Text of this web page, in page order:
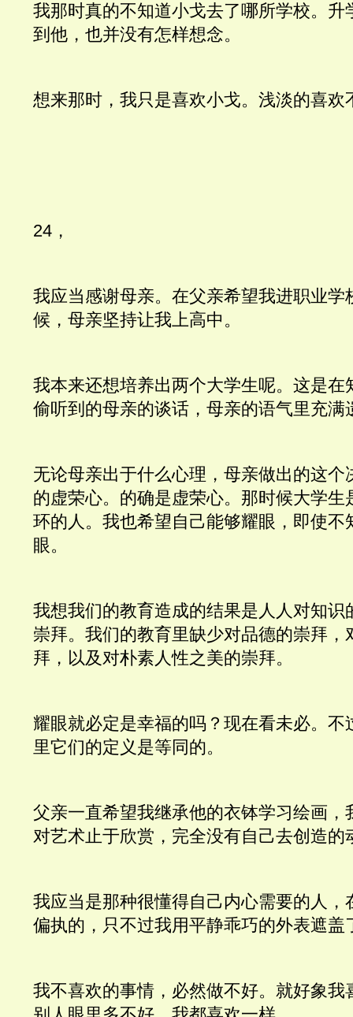
我那时真的不知道小戈去了哪所学校。升
到他，也并没有怎样想念。
想来那时，我只是喜欢小戈。浅淡的喜欢
24，
我应当感谢母亲。在父亲希望我进职业学
候，母亲坚持让我上高中。
我本来还想培养出两个大学生呢。这是在
偷听到的母亲的谈话，母亲的语气里充满
无论母亲出于什么心理，母亲做出的这个
的虚荣心。的确是虚荣心。那时候大学生
环的人。我也希望自己能够耀眼，即使不
眼。
我想我们的教育造成的结果是人人对知识
崇拜。我们的教育里缺少对品德的崇拜，
拜，以及对朴素人性之美的崇拜。
耀眼就必定是幸福的吗？现在看未必。不
里它们的定义是等同的。
父亲一直希望我继承他的衣钵学习绘画，
对艺术止于欣赏，完全没有自己去创造的
我应当是那种很懂得自己内心需要的人，
偏执的，只不过我用平静乖巧的外表遮盖
我不喜欢的事情，必然做不好。就好象我